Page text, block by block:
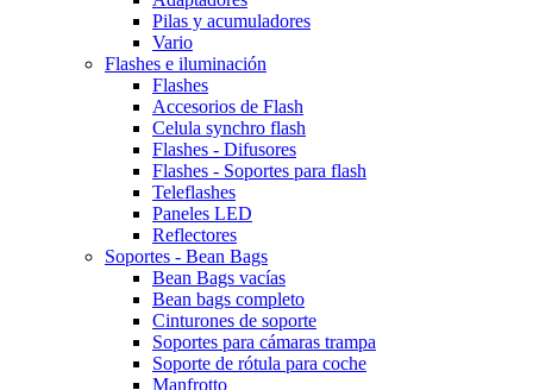
Pilas y acumuladores
Vario
Flashes e iluminación
Flashes
Accesorios de Flash
Celula synchro flash
Flashes - Difusores
Flashes - Soportes para flash
Teleflashes
Paneles LED
Reflectores
Soportes - Bean Bags
Bean Bags vacías
Bean bags completo
Cinturones de soporte
Soportes para cámaras trampa
Soporte de rótula para coche
Manfrotto